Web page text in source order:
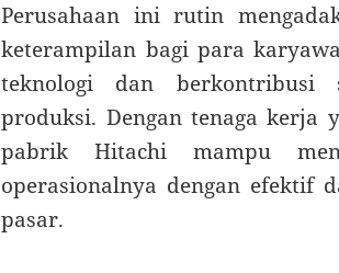
Perusahaan ini rutin
keterampilan bagi para
teknologi dan berkontribusi
produksi. Dengan tenaga kerja
pabrik Hitachi mampu
operasionalnya dengan efektif
pasar.